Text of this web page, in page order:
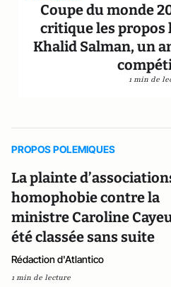
Coupe du monde
critique les propos
Khalid Salman, un
1 min de
PROPOS POLEMIQUES
La plainte
homophobie contre la
ministre Caroline
été classée sans suite
Rédaction d'Atlantico
1 min de lecture